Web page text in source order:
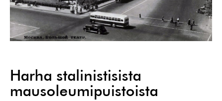
Harha stalinistisista
mausoleumipuistoista